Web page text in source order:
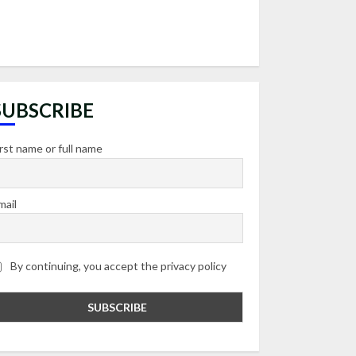
name or full name
By continuing, you accept the privacy policy